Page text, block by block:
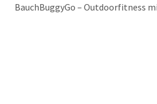
BauchBuggyGo – Outdoorfitness